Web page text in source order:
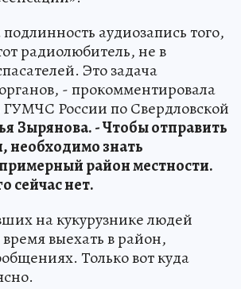
аудиозапись того,
радиолюбитель, не в
Это задача
- прокомментировала
ГУМЧС России по Свердловской
Зырянова. - Чтобы отправить
необходимо знать
район местности.
сейчас нет.
на кукурузнике людей
выехать в район,
Только вот куда